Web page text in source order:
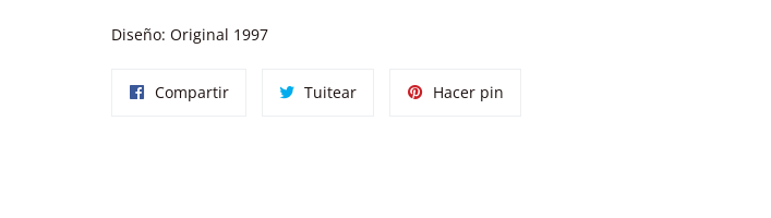
Diseño: Original 1997
CompartirCompartir TuitearTuitear
Hacer pin